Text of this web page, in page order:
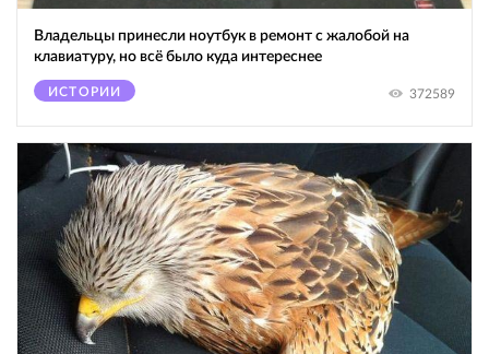
Владельцы принесли ноутбук в ремонт с жалобой на
клавиатуру, но всё было куда интереснее
ИСТОРИИ 372589